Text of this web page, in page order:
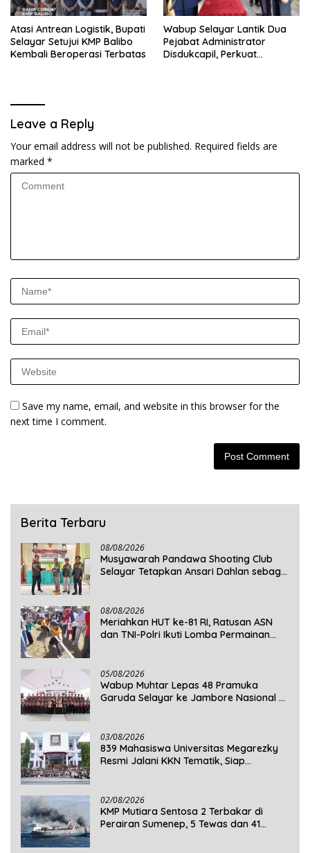
Atasi Antrean Logistik, Bupati
Selayar Setujui KMP Balibo
Kembali Beroperasi Terbatas
Wabup Selayar Lantik Dua
Pejabat Administrator
Disdukcapil, Perkuat
Leave a Reply
Your email address will not be published. Required fields are
marked *
Save my name, email, and website in this browser for the
next time I comment.
Berita Terbaru
08/08/2026
Musyawarah Pandawa Shooting Club
Selayar Tetapkan Ansari Dahlan sebagai
08/08/2026
Meriahkan HUT ke-81 RI, Ratusan ASN
dan TNI-Polri Ikuti Lomba Permainan
05/08/2026
Wabup Muhtar Lepas 48 Pramuka
Garuda Selayar ke Jambore Nasional XII
03/08/2026
839 Mahasiswa Universitas Megarezky
Resmi Jalani KKN Tematik, Siap
02/08/2026
KMP Mutiara Sentosa 2 Terbakar di
Perairan Sumenep, 5 Tewas dan 41